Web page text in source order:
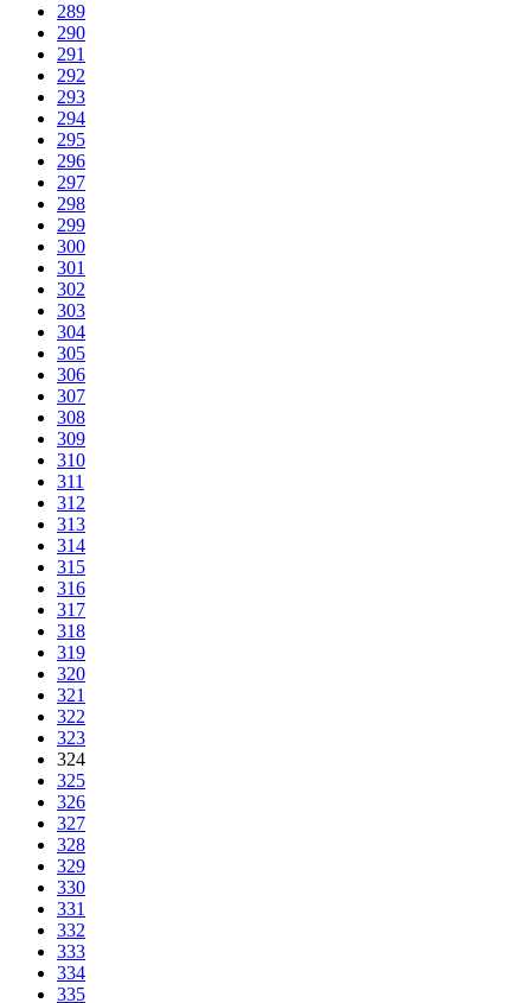
289
290
291
292
293
294
295
296
297
298
299
300
301
302
303
304
305
306
307
308
309
310
311
312
313
314
315
316
317
318
319
320
321
322
323
324
325
326
327
328
329
330
331
332
333
334
335